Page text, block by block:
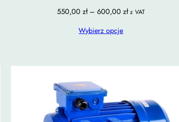
550,00 zł – 600,00 złZakres
600,00 zł
z VAT
Wybierz opcje